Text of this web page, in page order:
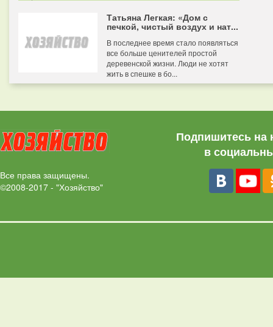
Татьяна Легкая: «Дом с
печкой, чистый воздух и нат...
В последнее время стало появляться
все больше ценителей простой
деревенской жизни. Люди не хотят
жить в спешке в бо...
Все права защищены.
©2008-2017 - "Хозяйство"
Подпишитесь на
в